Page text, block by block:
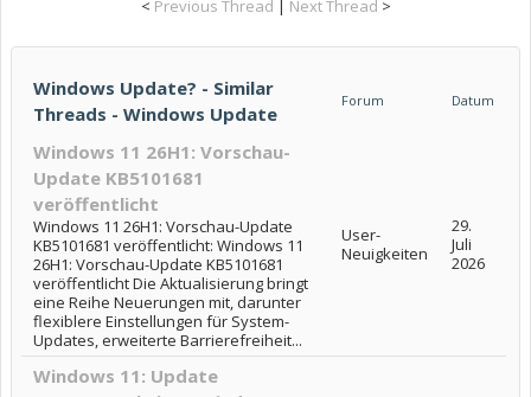
< Previous Thread | Next Thread >
Windows Update? - Similar
Threads - Windows Update
Forum Datum
Windows 11 26H1: Vorschau-
Update KB5101681
veröffentlicht
Windows 11 26H1: Vorschau-Update
KB5101681 veröffentlicht: Windows 11
26H1: Vorschau-Update KB5101681
veröffentlicht Die Aktualisierung bringt
eine Reihe Neuerungen mit, darunter
flexiblere Einstellungen für System-
Updates, erweiterte Barrierefreiheit...
User-
Neuigkeiten
29.
Juli
2026
Windows 11: Update